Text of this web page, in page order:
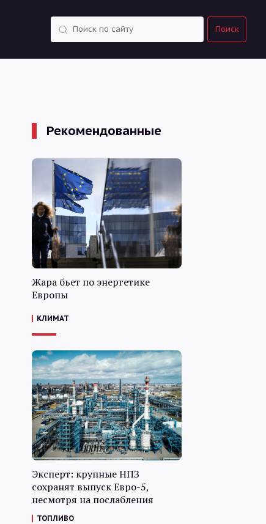
Поиск
Рекомендованные
Жара бьет по энергетике
Европы
КЛИМАТ
Эксперт: крупные НПЗ
сохранят выпуск Евро-5,
несмотря на послабления
ТОПЛИВО